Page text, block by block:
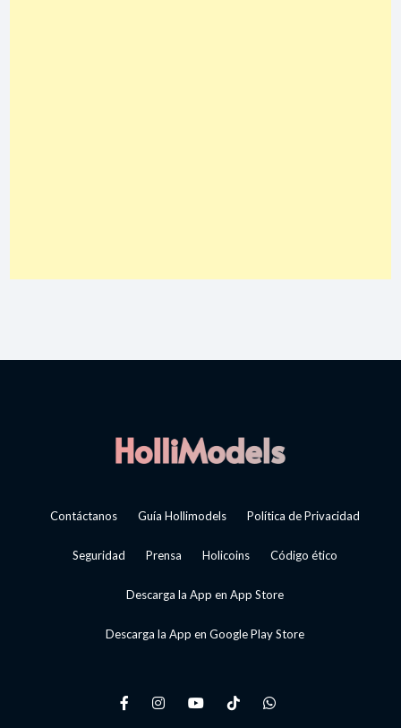
Contáctanos Guía Hollimodels Política de Privacidad
Seguridad Prensa Holicoins Código ético
Descarga la App en App Store
Descarga la App en Google Play Store